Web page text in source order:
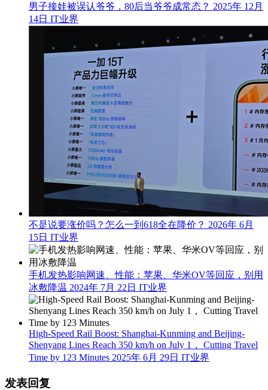
男子接娃被误认爷爷，80后当爷爷成常态？ 2025年 12月
14日 IT业界
不是说要涨价吗？怎么一到618全在降价？ 2026年 6月
15日 IT业界
手机发热影响网速、性能：苹果、华米OV等回应，别用
冰敷降温 2024年 7月 22日 IT业界
High-Speed Rail Boost: Shanghai-Kunming and Beijing-
Shenyang Lines Reach 350 km/h on July 1， Cutting Travel
Time by 123 Minutes 2025年 6月 29日 IT业界
发表回复